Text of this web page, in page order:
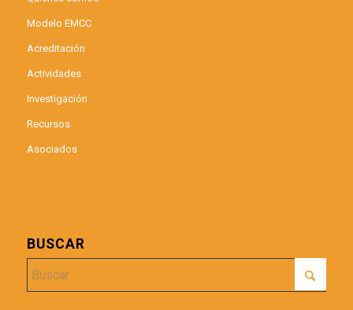
Modelo EMCC
Acreditación
Actividades
Investigación
Recursos
Asociados
BUSCAR